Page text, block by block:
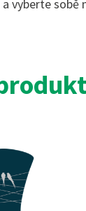
vyberte sobě